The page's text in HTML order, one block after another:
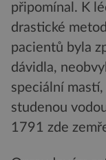
připomínal. K
drastické
pacientů byla
dávidla,
speciální
studenou
1791 zde